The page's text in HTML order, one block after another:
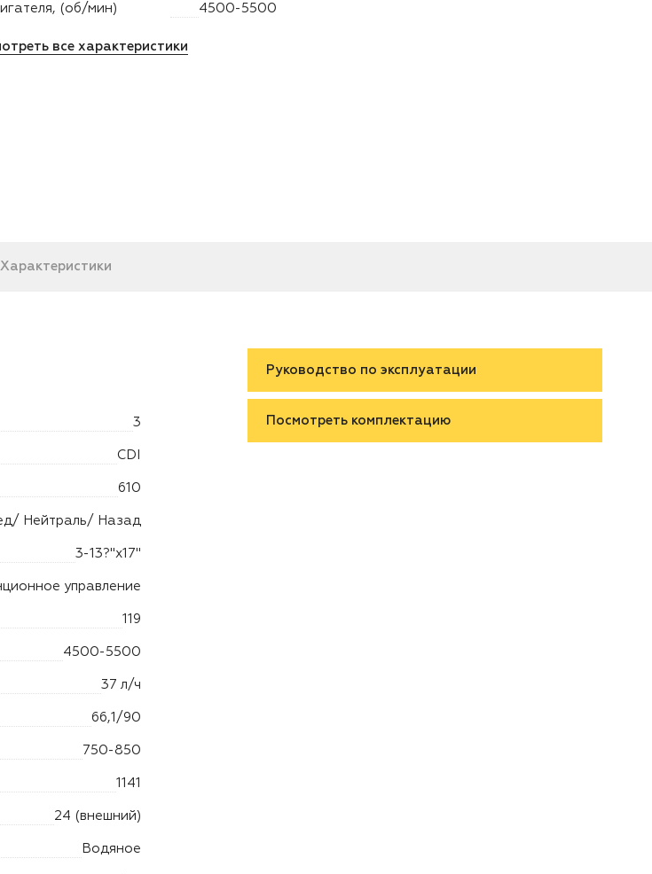
(об/мин)
4500-5500
все характеристики
Характеристики
3
CDI
610
Нейтраль/ Назад
3-13?"x17"
управление
119
4500-5500
37 л/ч
66,1/90
750-850
1141
24 (внешний)
Водяное
Руководство по эксплуатации
Посмотреть комплектацию